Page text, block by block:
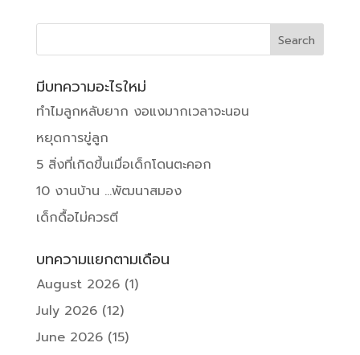
มีบทความอะไรใหม่
ทำไมลูกหลับยาก งอแงมากเวลาจะนอน
หยุดการขู่ลูก
5 สิ่งที่เกิดขึ้นเมื่อเด็กโดนตะคอก
10 งานบ้าน …พัฒนาสมอง
เด็กดื้อไม่ควรตี
บทความแยกตามเดือน
August 2026(1)
July 2026(12)
June 2026(15)